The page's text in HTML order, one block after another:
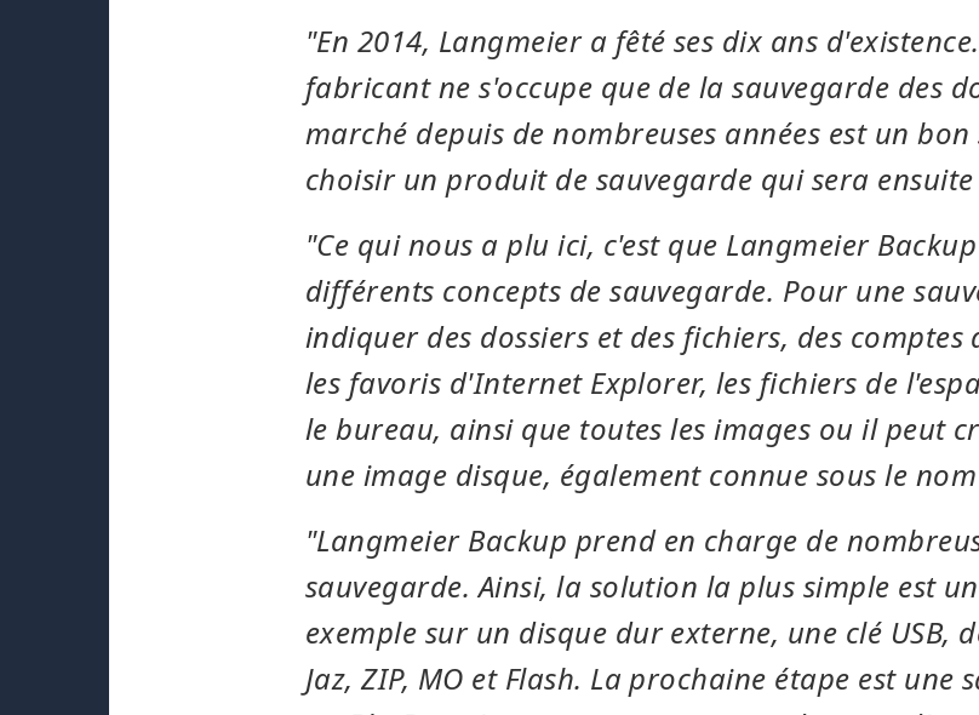
"En 2014, Langmeier a fêté ses dix ans
fabricant ne s'occupe que de la sauvegarde des
marché depuis de nombreuses années est un
choisir un produit de sauvegarde qui sera
"Ce qui nous a plu ici, c'est que Langmeier
différents concepts de sauvegarde. Pour une
indiquer des dossiers et des fichiers, des comptes
les favoris d'Internet Explorer, les fichiers de
le bureau, ainsi que toutes les images ou il peut
une image disque, également connue sous le
"Langmeier Backup prend en charge de
sauvegarde. Ainsi, la solution la plus simple est
exemple sur un disque dur externe, une clé USB,
Jaz, ZIP, MO et Flash. La prochaine étape est une